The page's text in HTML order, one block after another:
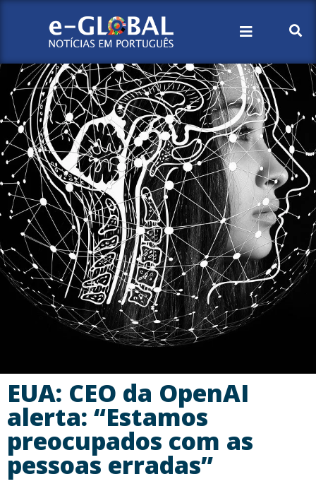
EUA: CEO da OpenAI
alerta: “Estamos
preocupados com as
pessoas erradas”